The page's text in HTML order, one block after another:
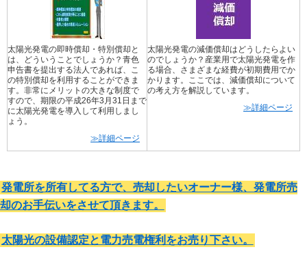
太陽光発電の即時償却・特別償却と
は、どういうことでしょうか？青色
申告書を提出する法人であれば、こ
の特別償却を利用することができま
す。非常にメリットの大きな制度で
すので、期限の平成26年3月31日まで
に太陽光発電を導入して利用しまし
ょう。
≫詳細ページ
太陽光発電の減価償却はどうしたらよい
のでしょうか？産業用で太陽光発電を作
る場合、さまざまな経費が初期費用でか
かります。ここでは、減価償却について
の考え方を解説しています。
≫詳細ページ
発電所を所有してる方で、売却したいオーナー様、発電所売
却のお手伝いをさせて頂きます。
太陽光の設備認定と電力売電権利をお売り下さい。